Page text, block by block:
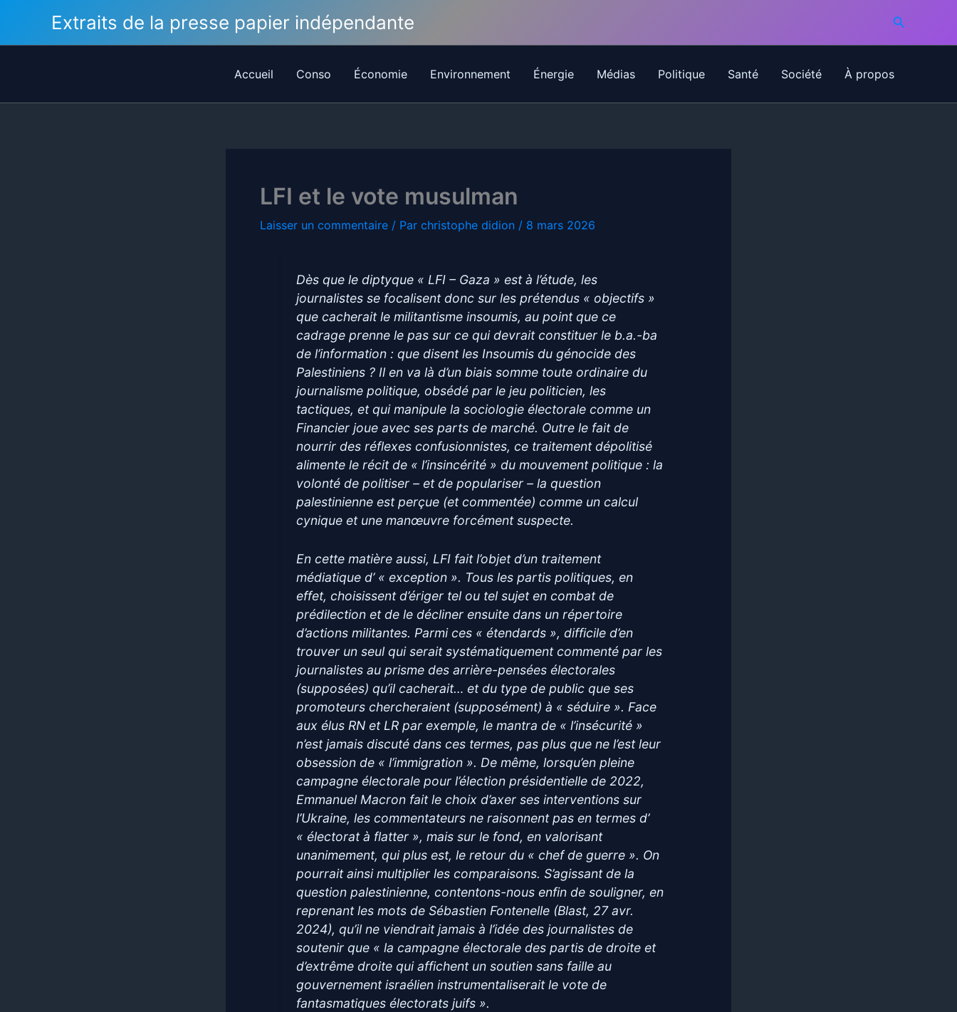
contenu
Extraits de la presse papier indépendante
Accueil Conso Économie Environnement Énergie Médias Politique Santé Société À propos
LFI et le vote musulman
Laisser un commentaire / Par christophe didion / 8 mars 2026
Dès que le diptyque « LFI – Gaza » est à l’étude, les
journalistes se focalisent donc sur les prétendus « objectifs »
que cacherait le militantisme insoumis, au point que ce
cadrage prenne le pas sur ce qui devrait constituer le b.a.-ba
de l’information : que disent les Insoumis du génocide des
Palestiniens ? Il en va là d’un biais somme toute ordinaire du
journalisme politique, obsédé par le jeu politicien, les
tactiques, et qui manipule la sociologie électorale comme un
Financier joue avec ses parts de marché. Outre le fait de
nourrir des réflexes confusionnistes, ce traitement dépolitisé
alimente le récit de « l’insincérité » du mouvement politique : la
volonté de politiser – et de populariser – la question
palestinienne est perçue (et commentée) comme un calcul
cynique et une manœuvre forcément suspecte.
En cette matière aussi, LFI fait l’objet d’un traitement
médiatique d’ « exception ». Tous les partis politiques, en
effet, choisissent d’ériger tel ou tel sujet en combat de
prédilection et de le décliner ensuite dans un répertoire
d’actions militantes. Parmi ces « étendards », difficile d’en
trouver un seul qui serait systématiquement commenté par les
journalistes au prisme des arrière-pensées électorales
(supposées) qu’il cacherait… et du type de public que ses
promoteurs chercheraient (supposément) à « séduire ». Face
aux élus RN et LR par exemple, le mantra de « l’insécurité »
n’est jamais discuté dans ces termes, pas plus que ne l’est leur
obsession de « l’immigration ». De même, lorsqu’en pleine
campagne électorale pour l’élection présidentielle de 2022,
Emmanuel Macron fait le choix d’axer ses interventions sur
l’Ukraine, les commentateurs ne raisonnent pas en termes d’
« électorat à flatter », mais sur le fond, en valorisant
unanimement, qui plus est, le retour du « chef de guerre ». On
pourrait ainsi multiplier les comparaisons. S’agissant de la
question palestinienne, contentons-nous enfin de souligner, en
reprenant les mots de Sébastien Fontenelle (Blast, 27 avr.
2024), qu’il ne viendrait jamais à l’idée des journalistes de
soutenir que « la campagne électorale des partis de droite et
d’extrême droite qui affichent un soutien sans faille au
gouvernement israélien instrumentaliserait le vote de
fantasmatiques électorats juifs ».